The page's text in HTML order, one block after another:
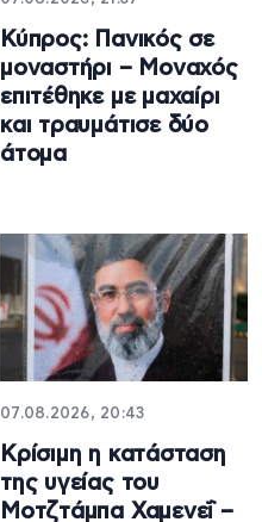
Κύπρος: Πανικός σε
μοναστήρι – Μοναχός
επιτέθηκε με μαχαίρι
και τραυμάτισε δύο
άτομα
07.08.2026, 20:43
Κρίσιμη η κατάσταση
της υγείας του
Μοτζτάμπα Χαμενεΐ –